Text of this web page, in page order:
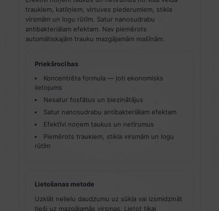
traukiem, katliņiem, virtuves piederumiem, stikla
virsmām un logu rūtīm. Satur nanosudrabu
antibakteriālam efektam. Nav piemērots
automātiskajām trauku mazgājamām mašīnām.
Priekšrocības
Koncentrēta formula — ļoti ekonomisks
lietojums
Nesatur fosfātus un biezinātājus
Satur nanosudrabu antibakteriālam efektam
Efektīvi noņem taukus un netīrumus
Piemērots traukiem, stikla virsmām un logu
rūtīm
Lietošanas metode
Uzklāt nelielu daudzumu uz sūkļa vai izsmidzināt
tieši uz mazgājamās virsmas. Lietot tikai